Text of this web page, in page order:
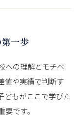
一歩
への理解とモチベ
値や実績で判断す
どもがここで学びた
です。